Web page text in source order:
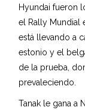
Hyundai fueron
el Rally Mundial
está llevando a
estonio y el
de la prueba,
prevaleciendo.
Tanak le gana a